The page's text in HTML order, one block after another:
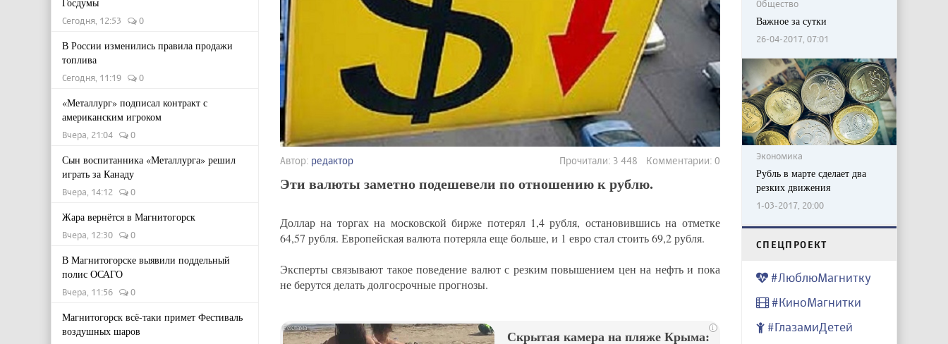
Сегодня, 12:53 0
В России изменились правила продажи
топлива
Сегодня, 11:19 0
«Металлург» подписал контракт с
американским игроком
Вчера, 21:04 0
Сын воспитанника «Металлурга» решил
играть за Канаду
Вчера, 14:12 0
Жара вернётся в Магнитогорск
Вчера, 12:30 0
В Магнитогорске выявили поддельный
полис ОСАГО
Вчера, 11:56 0
Магнитогорск всё-таки примет Фестиваль
воздушных шаров
Автор: редактор Прочитали: 3 448 Комментарии: 0
Эти валюты заметно подешевели по отношению к рублю.
Доллар на торгах на московской бирже потерял 1,4 рубля, остановившись на отметке
64,57 рубля. Европейская валюта потеряла еще больше, и 1 евро стал стоить 69,2 рубля.
Эксперты связывают такое поведение валют с резким повышением цен на нефть и пока
не берутся делать долгосрочные прогнозы.
i
Скрытая камера на пляже Крыма:
Общество
Важное за сутки
26-04-2017, 07:01
Экономика
Рубль в марте сделает два
резких движения
1-03-2017, 20:00
CПЕЦПРОЕКТ
#ЛюблюМагнитку
#КиноМагнитки
#ГлазамиДетей